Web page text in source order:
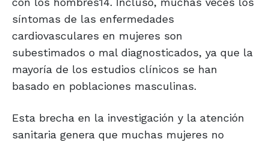
síntomas de las enfermedades
cardiovasculares en mujeres son
subestimados o mal diagnosticados, ya que la
mayoría de los estudios clínicos se han
basado en poblaciones masculinas.
Esta brecha en la investigación y la atención
sanitaria genera que muchas mujeres no